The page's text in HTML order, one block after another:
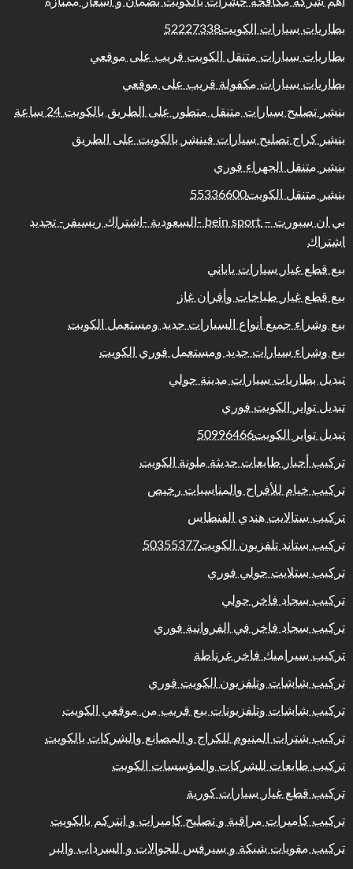
بطاريات سيارات الكويت52227338
بطاريات سيارات متنقل الكويت قريب على موقعي
بطاريات سيارات مكفولة قريب على موقعي
بنشر تصليح سيارات متنقل متطور على الطريق بالكويت 24 ساعة
بنشر كراج تصليح سيارات فينشر بالكويت على الطريق
بنشر متنقل الجهراء فوري
بنشر متنقل الكويت55336600
بي ان سبورت – bein sport -السعودية -اشتراك ريسيفر- تجديد
اشتراك
بيع قطع غيار سيارات ياباني
بيع قطع غيار طباخات وأفران غاز
بيع وشراء جميع أنواع السيارات جديد ومستعمل الكويت
بيع وشراء سيارات جديد ومستعمل فوري الكويت
تبديل بطاريات سيارات مدينة حولي
تبديل تواير الكويت فوري
تبديل تواير الكويت50996466
تركيب أحبار طابعات حديثة ملونة الكويت
تركيب خيام للأفراح والمناسبات رخيص
تركيب ستالايت هندي الفنطاس
تركيب ستاند تلفزيون الكويت50355377
تركيب ستلايت حولي فوري
تركيب سجاد فاخر حولي
تركيب سجاد فاخر في الفروانية فوري
تركيب سيراميك فاخر غرناطة
تركيب شاشات وتلفزيون الكويت فوري
تركيب شاشات وتلفزيونات بيع قريب من موقعي الكويت
تركيب شترات المنيوم للكراج و المصانع والشركات بالكويت
تركيب طابعات للشركات والمؤسسات الكويت
تركيب قطع غيار سيارات كورية
تركيب كاميرات مراقبة و تصليح كاميرات و انتركم بالكويت
تركيب مقويات شبكة و سيرفس للجوالات و السرداب والبر